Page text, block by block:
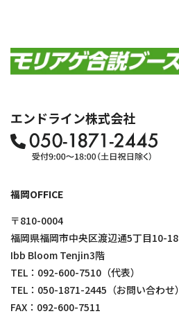
エンドライン株式会社
福岡OFFICE
〒810-0004
福岡県福岡市中央区渡辺通5丁目10-18
Ibb Bloom Tenjin3階
TEL： 092-600-7510 （代表）
TEL： 050-1871-2445 （お問い合わせ）
FAX：092-600-7511